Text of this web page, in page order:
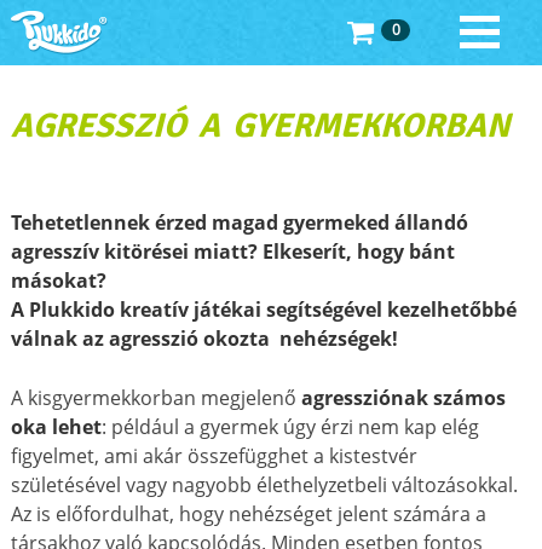
0
AGRESSZIÓ A GYERMEKKORBAN
Tehetetlennek érzed magad gyermeked állandó
agresszív kitörései miatt? Elkeserít, hogy bánt
másokat?
A Plukkido kreatív játékai segítségével kezelhetőbbé
válnak az agresszió okozta nehézségek!
A kisgyermekkorban megjelenő agressziónak számos
oka lehet: például a gyermek úgy érzi nem kap elég
figyelmet, ami akár összefügghet a kistestvér
születésével vagy nagyobb élethelyzetbeli változásokkal.
Az is előfordulhat, hogy nehézséget jelent számára a
társakhoz való kapcsolódás. Minden esetben fontos